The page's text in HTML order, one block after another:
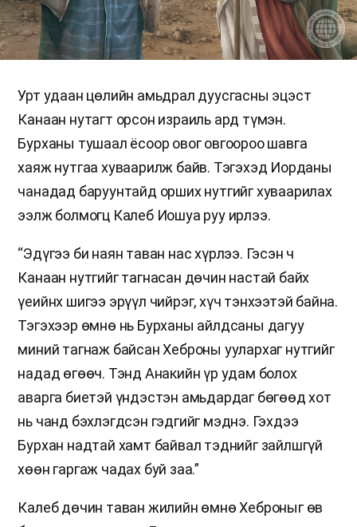
Урт удаан цөлийн амьдрал дуусгасны эцэст
Канаан нутагт орсон израиль ард түмэн.
Бурханы тушаал ёсоор овог овгоороо шавга
хаяж нутгаа хуваарилж байв. Тэгэхэд Иорданы
чанадад баруунтайд орших нутгийг хуваарилах
ээлж болмогц Калеб Иошуа руу ирлээ.
“Эдүгээ би наян таван нас хүрлээ. Гэсэн ч
Канаан нутгийг тагнасан дөчин настай байх
үеийнх шигээ эрүүл чийрэг, хүч тэнхээтэй байна.
Тэгэхээр өмнө нь Бурханы айлдсаны дагуу
миний тагнаж байсан Хеброны уулархаг нутгийг
надад өгөөч. Тэнд Анакийн үр удам болох
аварга биетэй үндэстэн амьдардаг бөгөөд хот
нь чанд бэхлэгдсэн гэдгийг мэднэ. Гэхдээ
Бурхан надтай хамт байвал тэднийг зайлшгүй
хөөн гаргаж чадах буй заа.”
Калеб дөчин таван жилийн өмнө Хеброныг өв